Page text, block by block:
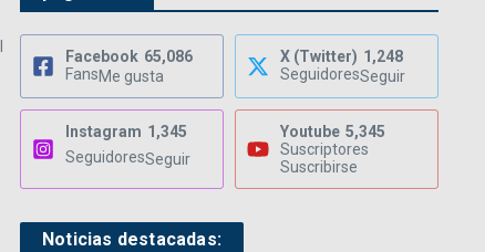
Facebook 65,086
FansMe gusta
X (Twitter) 1,248
SeguidoresSeguir
Instagram 1,345
SeguidoresSeguir
Youtube 5,345
Suscriptores
Suscribirse
Noticias destacadas: